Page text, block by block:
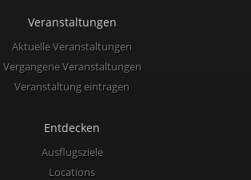
Veranstaltungen
Aktuelle Veranstaltungen
Vergangene Veranstaltungen
Veranstaltung eintragen
Entdecken
Ausflugsziele
Locations